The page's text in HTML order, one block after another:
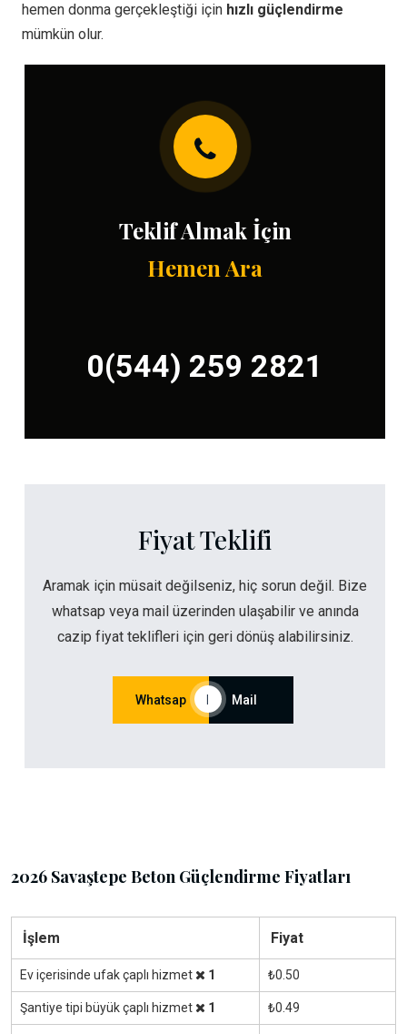
hemen donma gerçekleştiği için hızlı güçlendirme
mümkün olur.
Teklif Almak İçin
Hemen Ara
0(544) 259 2821
Fiyat Teklifi
Aramak için müsait değilseniz, hiç sorun değil. Bize
whatsap veya mail üzerinden ulaşabilir ve anında
cazip fiyat teklifleri için geri dönüş alabilirsiniz.
Whatsap Mail
2026 Savaştepe Beton Güçlendirme Fiyatları
İşlem Fiyat
Ev içerisinde ufak çaplı hizmet 1 ₺0.50
Şantiye tipi büyük çaplı hizmet 1 ₺0.49